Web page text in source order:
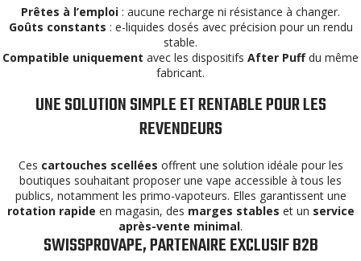
Prêtes à l’emploi : aucune recharge ni résistance à changer.
Goûts constants : e-liquides dosés avec précision pour un rendu
stable.
Compatible uniquement avec les dispositifs After Puffdu même
fabricant.
UNE SOLUTION SIMPLE ET RENTABLE POUR LES
REVENDEURS
Ces cartouches scellées offrent une solution idéale pour les
boutiques souhaitant proposer une vape accessible à tous les
publics, notamment les primo-vapoteurs. Elles garantissent une
rotation rapide en magasin, des marges stables et un service
après-vente minimal.
SWISSPROVAPE, PARTENAIRE EXCLUSIF B2B